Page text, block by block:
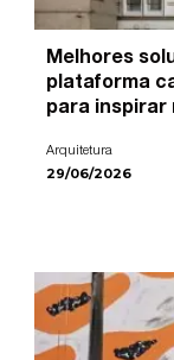
Melhores
plataforma
para inspirar
Arquitetura
29/06/2026